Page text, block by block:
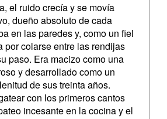
el ruido crecía y se movía
dueño absoluto de cada
en las paredes y, como un fiel
por colarse entre las rendijas
paso. Era macizo como una
y desarrollado como un
de sus treinta años.
con los primeros cantos
incesante en la cocina y el